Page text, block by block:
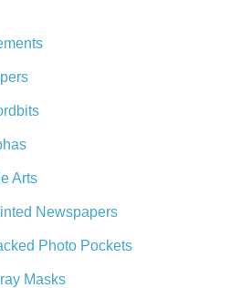
Arts
Newspapers
Photo Pockets
Masks